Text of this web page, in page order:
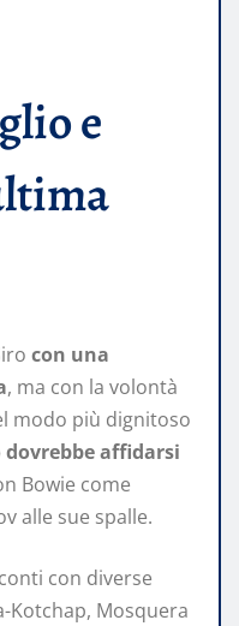
e
con una
, ma con la volontà
modo più dignitoso
dovrebbe affidarsi
Bowie come
alle sue spalle.
con diverse
Kotchap, Mosquera